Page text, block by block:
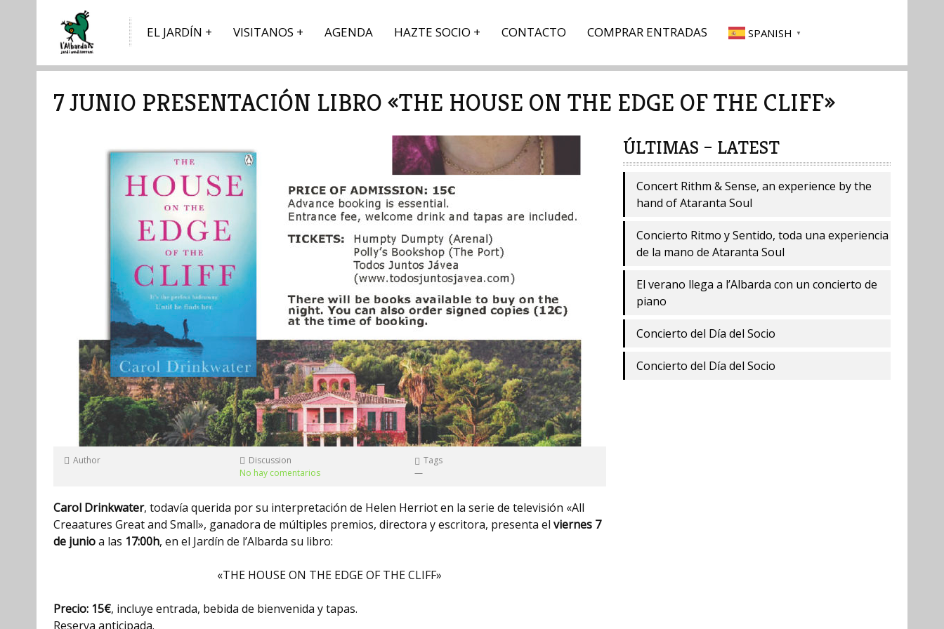
EL JARDÍN VISITANOS AGENDA HAZTE SOCIO CONTACTO COMPRAR ENTRADAS SPANISH ▼
7 JUNIO PRESENTACIÓN LIBRO «THE HOUSE ON THE EDGE OF THE CLIFF»
Author
Discussion
No hay comentarios
Tags
—
Carol Drinkwater, todavía querida por su interpretación de Helen Herriot en la serie de televisión «All
Creaatures Great and Small», ganadora de múltiples premios, directora y escritora, presenta el viernes 7
de junioa las 17:00h, en el Jardín de l’Albarda su libro:
«THE HOUSE ON THE EDGE OF THE CLIFF»
Precio: 15€, incluye entrada, bebida de bienvenida y tapas.
Reserva anticipada.
ÚLTIMAS – LATEST
Concert Rithm & Sense, an experience by the
hand of Ataranta Soul
Concierto Ritmo y Sentido, toda una experiencia
de la mano de Ataranta Soul
El verano llega a l’Albarda con un concierto de
piano
Concierto del Día del Socio
Concierto del Día del Socio